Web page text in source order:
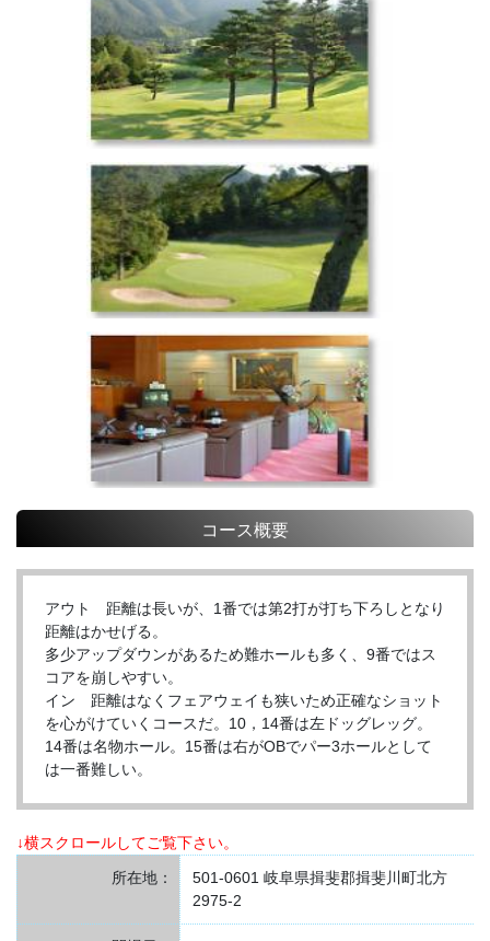
コース概要
アウト 距離は長いが、1番では第2打が打ち下ろしとなり
距離はかせげる。
多少アップダウンがあるため難ホールも多く、9番ではス
コアを崩しやすい。
イン 距離はなくフェアウェイも狭いため正確なショット
を心がけていくコースだ。10，14番は左ドッグレッグ。
14番は名物ホール。15番は右がOBでパー3ホールとして
は一番難しい。
↓横スクロールしてご覧下さい。
所在地：
501-0601 岐阜県揖斐郡揖斐川町北方
2975-2